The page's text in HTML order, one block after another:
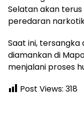
Selatan akan
peredaran
Saat ini,
diamankan di
menjalani proses
Post Views: 318